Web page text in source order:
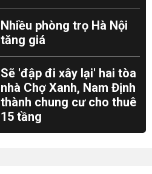
Nhiều phòng trọ Hà Nội
tăng giá
Sẽ 'đập đi xây lại' hai tòa
nhà Chợ Xanh, Nam Định
thành chung cư cho thuê
15 tầng